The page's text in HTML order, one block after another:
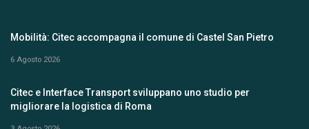
Mobilità: Citec accompagna il comune di Castel San Pietro
6 Agosto 2026
Citec e Interface Transport sviluppano uno studio per
migliorare la logistica di Roma